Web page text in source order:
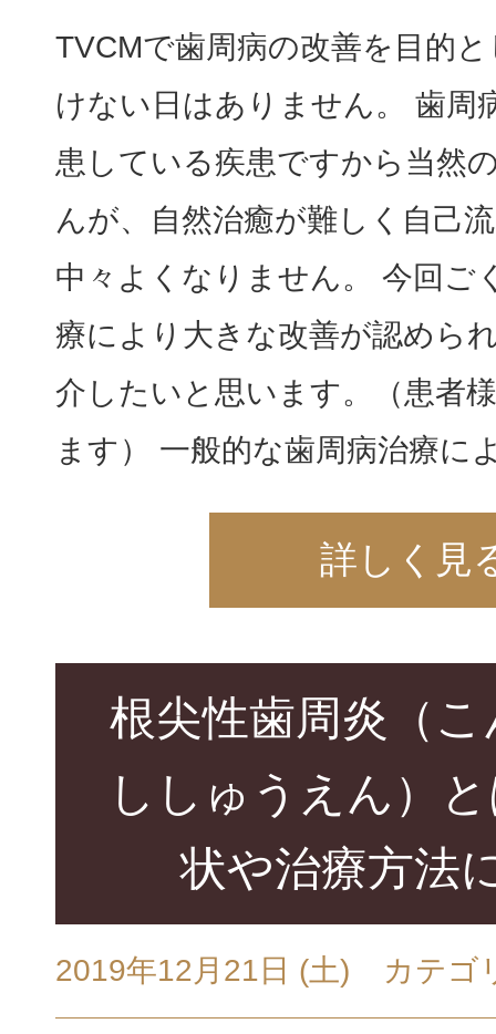
ボトックス治療
歯周病治療
BRANCH
分院 おおみや新生歯科口
TVCMで歯周病の改善を目的
けない日はありません。 歯周
患している疾患ですから当然
んが、自然治癒が難しく自己
中々よくなりません。 今回ご
療により大きな改善が認めら
介したいと思います。（患者
ます） 一般的な歯周病治療に
詳しく見
根尖性歯周炎（
ししゅうえん）
状や治療方法
2019年12月21日 (土) カテゴ